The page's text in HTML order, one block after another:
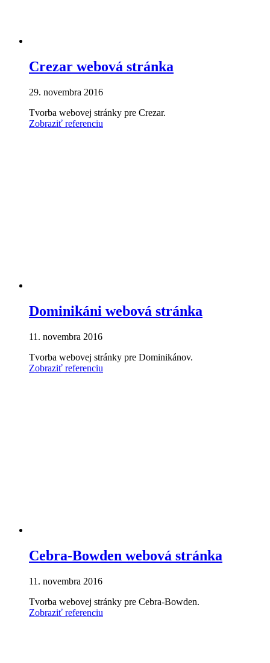
Crezar webová stránka
29. novembra 2016
Tvorba webovej stránky pre Crezar.
Zobraziť referenciu
Dominikáni webová stránka
11. novembra 2016
Tvorba webovej stránky pre Dominikánov.
Zobraziť referenciu
Cebra-Bowden webová stránka
11. novembra 2016
Tvorba webovej stránky pre Cebra-Bowden.
Zobraziť referenciu